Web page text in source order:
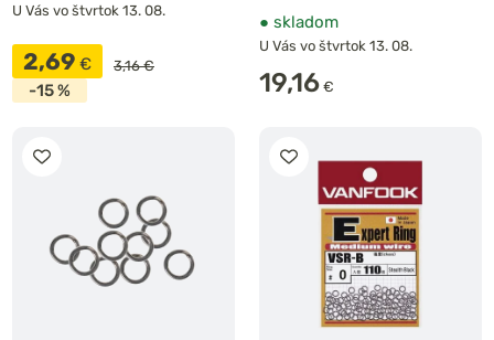
U Vás vo štvrtok 13. 08.
2,69 € 3,16 €
-15 %
● skladom
U Vás vo štvrtok 13. 08.
19,16 €